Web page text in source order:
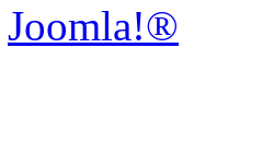
Joomla!®